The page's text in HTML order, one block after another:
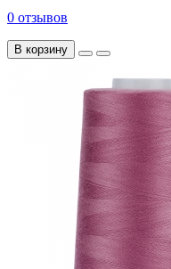
0 отзывов
В корзину